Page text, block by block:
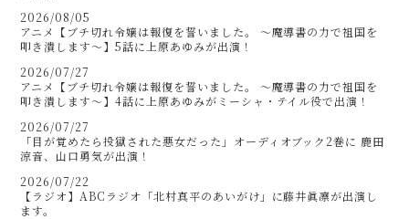
2026/08/05
アニメ【ブチ切れ令嬢は報復を誓いました。 ～魔導書の力で祖国を
叩き潰します～】5話に上原あゆみが出演！
2026/07/27
アニメ【ブチ切れ令嬢は報復を誓いました。 ～魔導書の力で祖国を
叩き潰します～】4話に上原あゆみがミーシャ・テイル役で出演！
2026/07/27
「目が覚めたら投獄された悪女だった」オーディオブック2巻に 鹿田
涼音、山口勇気が出演！
2026/07/22
【ラジオ】ABCラジオ「北村真平のあいがけ」に藤井眞凛が出演し
ます。